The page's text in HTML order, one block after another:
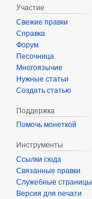
Участие
Свежие правки
Справка
Форум
Песочница
Многоязычие
Нужные статьи
Создать статью
Поддержка
Помочь монеткой
Инструменты
Ссылки сюда
Связанные правки
Служебные страницы
Версия для печати